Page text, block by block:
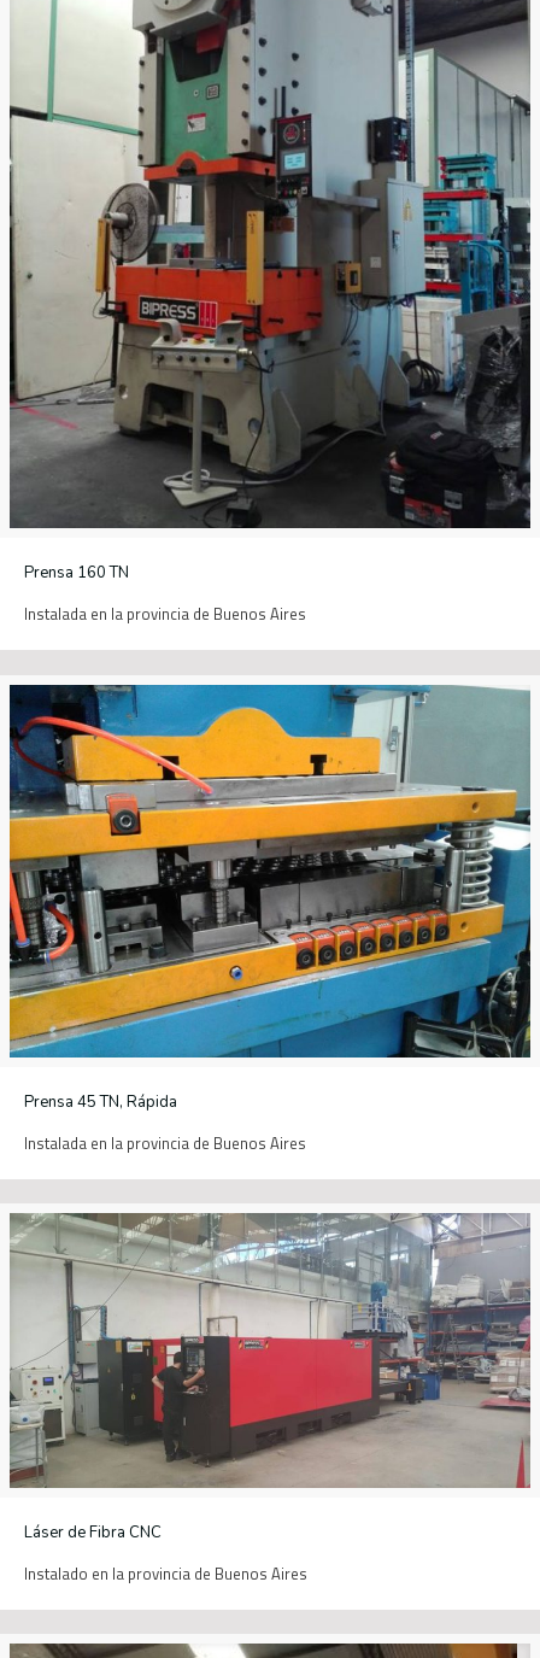
Prensa 160 TN
Instalada en la provincia de Buenos Aires
Prensa 45 TN, Rápida
Instalada en la provincia de Buenos Aires
Láser de Fibra CNC
Instalado en la provincia de Buenos Aires